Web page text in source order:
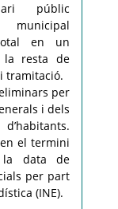
públic
en un
resta de
tramitació.
per
i dels
el termini
data de
per part
(INE).